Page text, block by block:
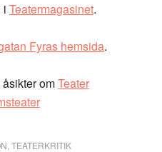
i Teatermagasinet.
Fyras hemsida.
omTeater
TEATERKRITIK